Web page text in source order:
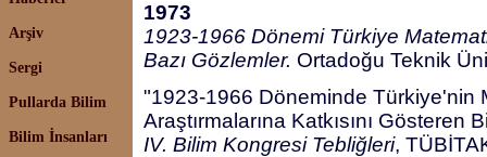
Arşiv
Sergi
Pullarda Bilim
Bilim İnsanları
1973
1923-1966 Dönemi Türkiye
Bazı Gözlemler. Ortadoğu Teknik
"1923-1966 Döneminde Türkiye'nin
Araştırmalarına Katkısını
IV. Bilim Kongresi Tebliğleri,